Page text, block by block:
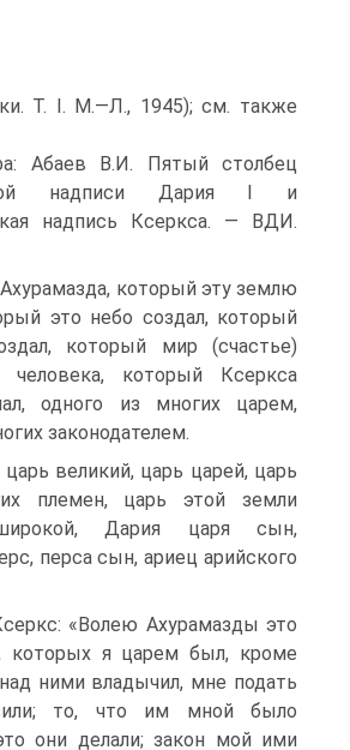
Т. I. М.—Л., 1945); см. также
Абаев В.И. Пятый столбец
надписи Дария I и
надпись Ксеркса. — ВДИ.
который эту землю
это небо создал, который
который мир (счастье)
человека, который Ксеркса
одного из многих царем,
законодателем.
великий, царь царей, царь
племен, царь этой земли
Дария царя сын,
перса сын, ариец арийского
«Волею Ахурамазды это
которых я царем был, кроме
ними владычил, мне подать
то, что им мной было
они делали; закон мой ими